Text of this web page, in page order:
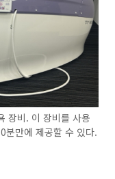
장비. 이 장비를 사용
분만에 제공할 수 있다.